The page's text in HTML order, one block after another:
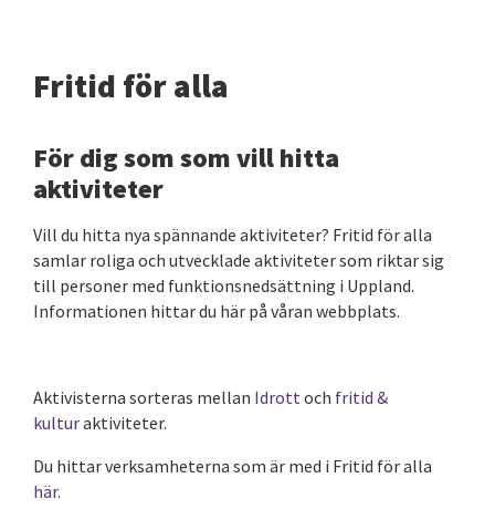
Fritid för alla
För dig som som vill hitta
aktiviteter
Vill du hitta nya spännande aktiviteter? Fritid för alla
samlar roliga och utvecklade aktiviteter som riktar sig
till personer med funktionsnedsättning i Uppland.
Informationen hittar du här på våran webbplats.
Aktivisterna sorteras mellan Idrott och fritid &
kulturaktiviteter.
Du hittar verksamheterna som är med i Fritid för alla
här.